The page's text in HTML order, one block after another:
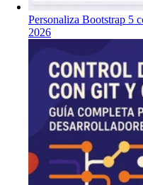
Personaliza Bootstrap 5
2026